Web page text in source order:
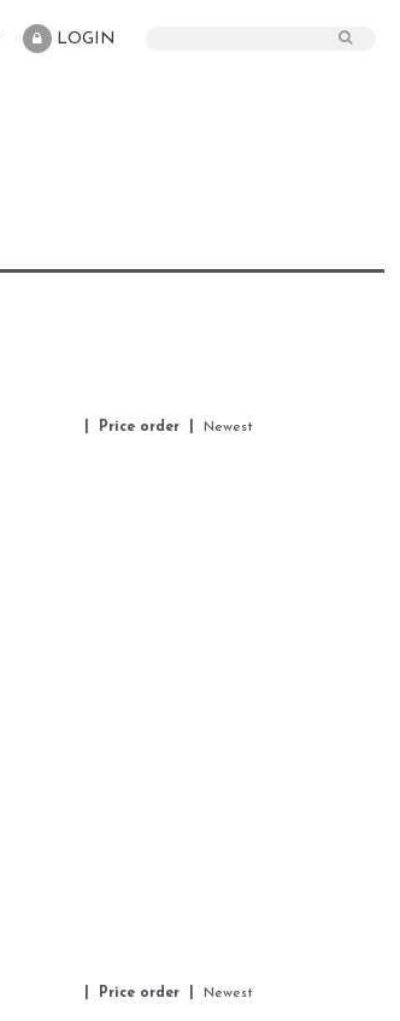
LOGIN
| Price order | Newest
| Price order | Newest